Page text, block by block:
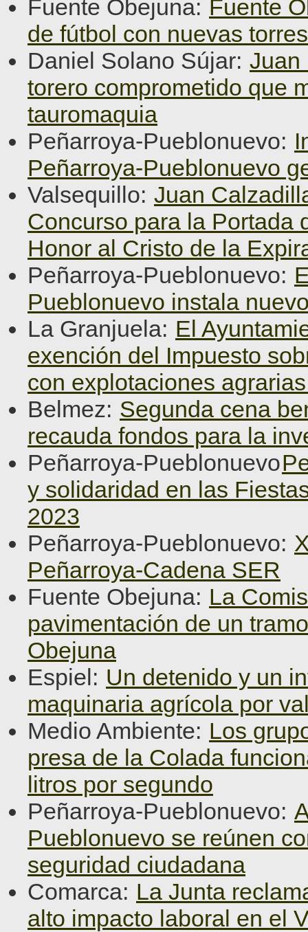
Fuente Obejuna: Fuente
de fútbol con nuevas
Daniel Solano Sújar: Juan
torero comprometido que
tauromaquia
Peñarroya-Pueblonuevo:
Peñarroya-Pueblonuevo
Valsequillo: Juan
Concurso para la Portada
Honor al Cristo de la
Peñarroya-Pueblonuevo:
Pueblonuevo instala
La Granjuela: El
exención del Impuesto
con explotaciones
Belmez: Segunda cena
recauda fondos para la
Peñarroya-Pueblonuevo
y solidaridad en las
2023
Peñarroya-Pueblonuevo:
Peñarroya-Cadena SER
Fuente Obejuna: La
pavimentación de un
Obejuna
Espiel: Un detenido y un
maquinaria agrícola por
Medio Ambiente: Los
presa de la Colada
litros por segundo
Peñarroya-Pueblonuevo:
Pueblonuevo se reúnen
seguridad ciudadana
Comarca: La Junta
alto impacto laboral en el